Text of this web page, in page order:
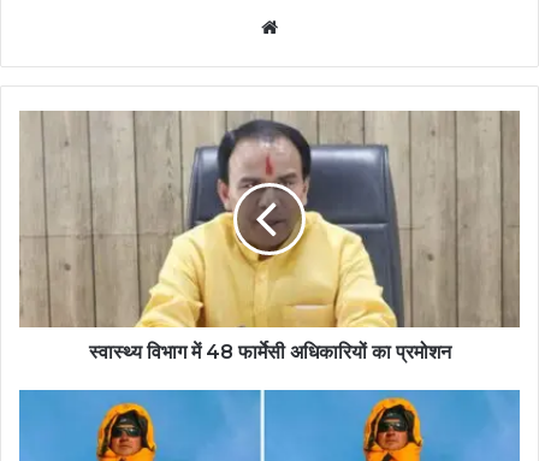
स्वास्थ्य विभाग में 48 फार्मेसी अधिकारियों का प्रमोशन